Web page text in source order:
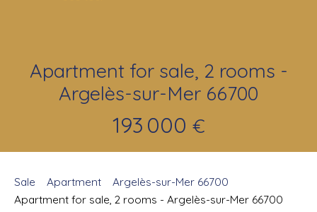
Apartment for sale, 2 rooms -
Argelès-sur-Mer 66700
193 000 €
Sale Apartment
Argelès-sur-Mer 66700
Apartment for sale, 2 rooms - Argelès-sur-Mer 66700